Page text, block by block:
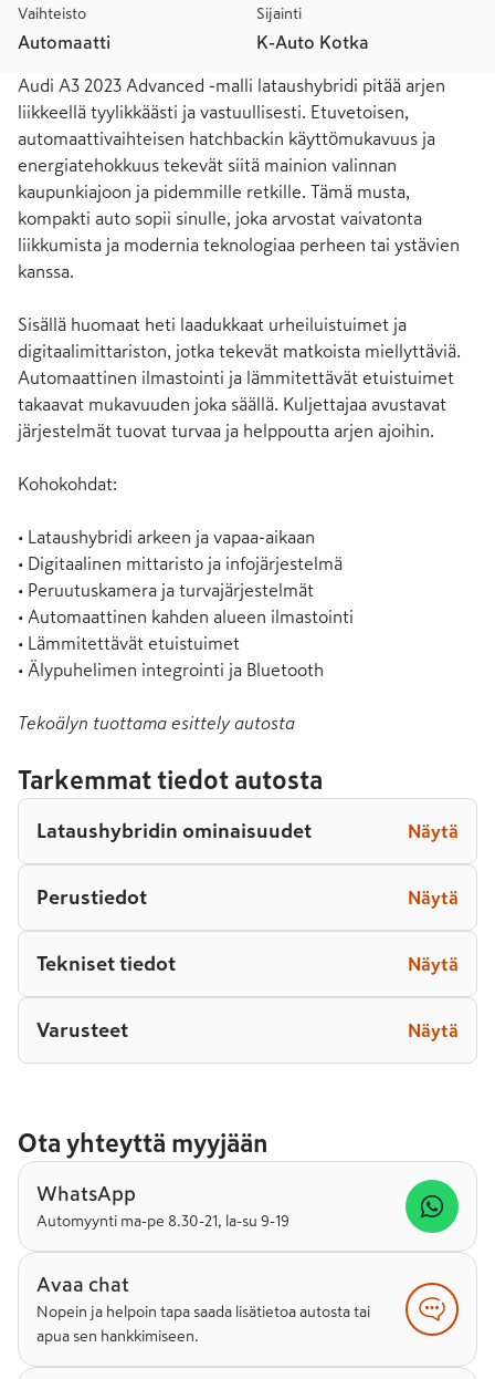
Vaihteisto
Automaatti
Sijainti
K-Auto Kotka
Audi A3 2023 Advanced -malli lataushybridi pitää arjen
liikkeellä tyylikkäästi ja vastuullisesti. Etuvetoisen,
automaattivaihteisen hatchbackin käyttömukavuus ja
energiatehokkuus tekevät siitä mainion valinnan
kaupunkiajoon ja pidemmille retkille. Tämä musta,
kompakti auto sopii sinulle, joka arvostat vaivatonta
liikkumista ja modernia teknologiaa perheen tai ystävien
kanssa.
Sisällä huomaat heti laadukkaat urheiluistuimet ja
digitaalimittariston, jotka tekevät matkoista miellyttäviä.
Automaattinen ilmastointi ja lämmitettävät etuistuimet
takaavat mukavuuden joka säällä. Kuljettajaa avustavat
järjestelmät tuovat turvaa ja helppoutta arjen ajoihin.
Kohokohdat:
• Lataushybridi arkeen ja vapaa-aikaan
• Digitaalinen mittaristo ja infojärjestelmä
• Peruutuskamera ja turvajärjestelmät
• Automaattinen kahden alueen ilmastointi
• Lämmitettävät etuistuimet
• Älypuhelimen integrointi ja Bluetooth
Tekoälyn tuottama esittely autosta
Tarkemmat tiedot autosta
Lataushybridin ominaisuudet Näytä
Perustiedot Näytä
Tekniset tiedot Näytä
Varusteet Näytä
Ota yhteyttä myyjään
WhatsApp
Automyynti ma-pe 8.30-21, la-su 9-19
Avaa chat
Nopein ja helpoin tapa saada lisätietoa autosta tai
apua sen hankkimiseen.